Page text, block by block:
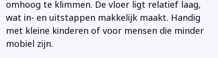
omhoog te klimmen. De vloer ligt relatief laag,
wat in- en uitstappen makkelijk maakt. Handig
met kleine kinderen of voor mensen die minder
mobiel zijn.